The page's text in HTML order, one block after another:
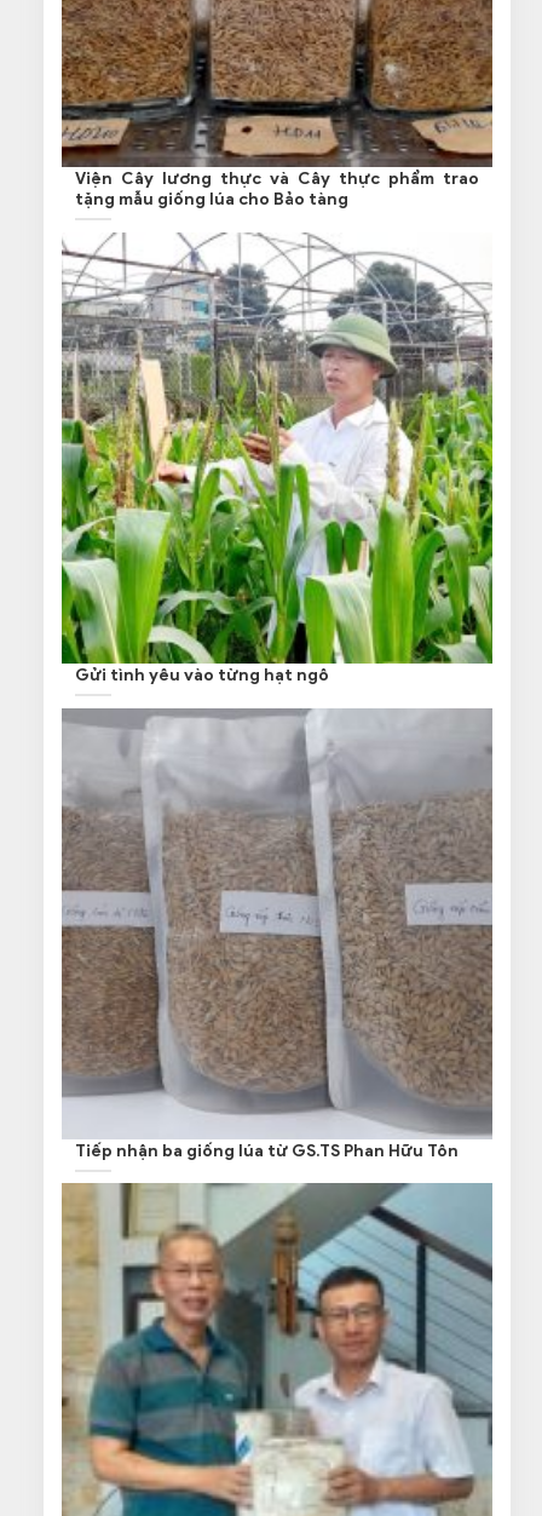
Viện Cây lương thực và Cây thực phẩm trao
tặng mẫu giống lúa cho Bảo tàng
Gửi tình yêu vào từng hạt ngô
Tiếp nhận ba giống lúa từ GS.TS Phan Hữu Tôn